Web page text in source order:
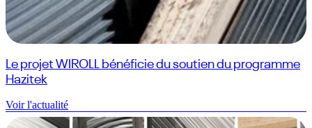
Le projet WIROLL bénéficie du soutien du programme
Hazitek
Voir l'actualité